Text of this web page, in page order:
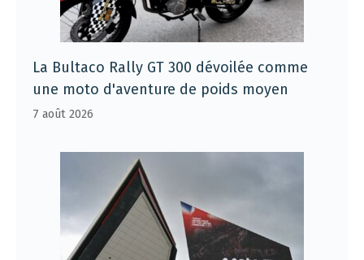
La Bultaco Rally GT 300 dévoilée comme
une moto d'aventure de poids moyen
7 août 2026